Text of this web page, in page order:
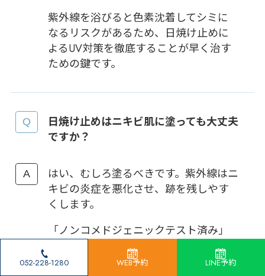
052-228-1280 WEB予約 LINE予約
紫外線を浴びると色素沈着してシミに
なるリスクがあるため、日焼け止めに
よるUV対策を徹底することが早く治す
ための鍵です。
日焼け止めはニキビ肌に塗っても大丈夫
ですか？
はい、むしろ塗るべきです。紫外線はニ
キビの炎症を悪化させ、跡を残しやす
くします。
「ノンコメドジェニックテスト済み」
と表記された、油分の少ない日焼け止
めを選ぶと安心です。